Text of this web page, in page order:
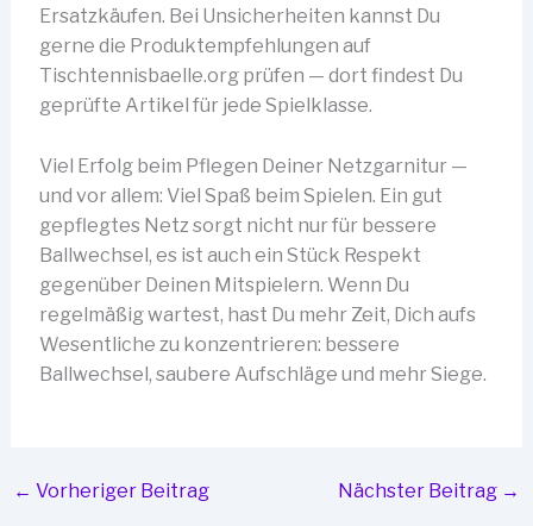
Ersatzkäufen. Bei Unsicherheiten kannst Du
gerne die Produktempfehlungen auf
Tischtennisbaelle.org prüfen — dort findest Du
geprüfte Artikel für jede Spielklasse.
Viel Erfolg beim Pflegen Deiner Netzgarnitur —
und vor allem: Viel Spaß beim Spielen. Ein gut
gepflegtes Netz sorgt nicht nur für bessere
Ballwechsel, es ist auch ein Stück Respekt
gegenüber Deinen Mitspielern. Wenn Du
regelmäßig wartest, hast Du mehr Zeit, Dich aufs
Wesentliche zu konzentrieren: bessere
Ballwechsel, saubere Aufschläge und mehr Siege.
← Vorheriger Beitrag Nächster Beitrag →